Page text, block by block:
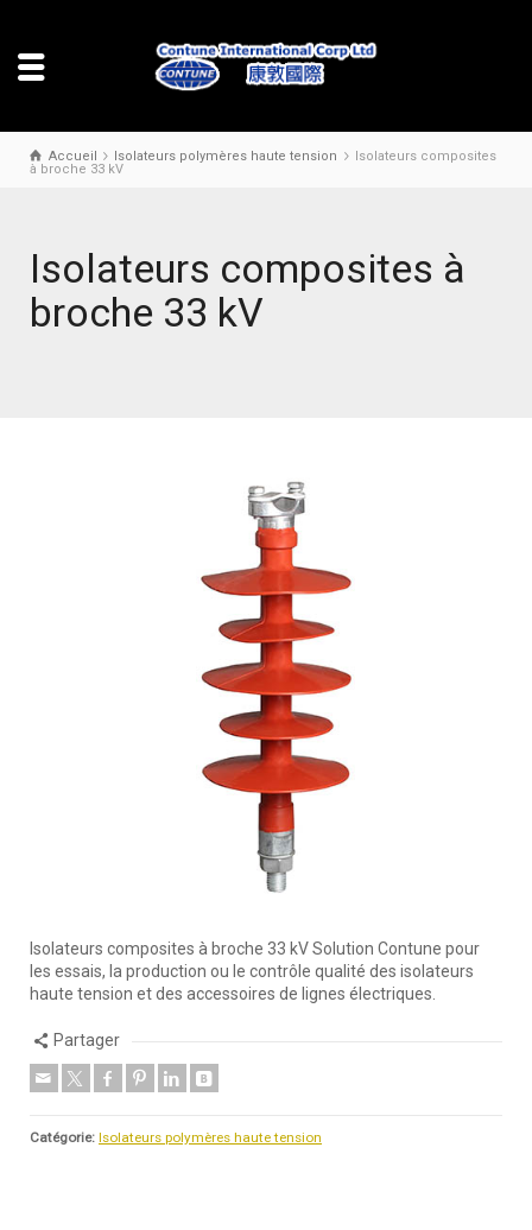
Accueil Isolateurs polymères haute tension
Isolateurs composites
à broche 33 kV
Isolateurs composites à
broche 33 kV
Isolateurs composites à broche 33 kV Solution Contune pour
les essais, la production ou le contrôle qualité des isolateurs
haute tension et des accessoires de lignes électriques.
Partager
Catégorie: Isolateurs polymères haute tension